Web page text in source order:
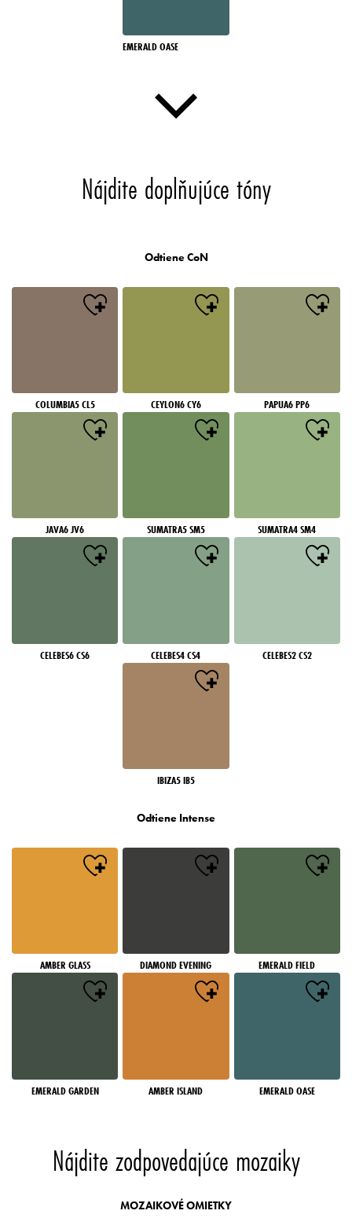
EMERALD OASE
Nájdite doplňujúce tóny
Odtiene CoN
COLUMBIA5 CL5 CEYLON6 CY6 PAPUA6 PP6
JAVA6 JV6 SUMATRA5 SM5 SUMATRA4 SM4
CELEBES6 CS6 CELEBES4 CS4 CELEBES2 CS2
IBIZA5 IB5
Odtiene Intense
AMBER GLASS DIAMOND EVENING EMERALD FIELD
EMERALD GARDEN AMBER ISLAND EMERALD OASE
Nájdite zodpovedajúce mozaiky
MOZAIKOVÉ OMIETKY